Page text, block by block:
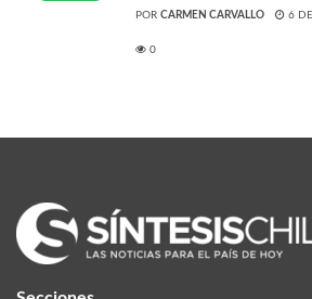
POR CARMEN CARVALLO 6
0